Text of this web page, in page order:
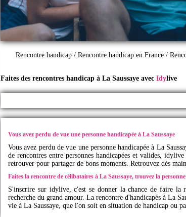
Rencontre handicap / Rencontre handicap en France /
Faites des rencontres handicap à La Saussaye avec Idylive
Vous avez perdu de vue une personne handicapée à La Saussaye
Vous avez perdu de vue une personne handicapée à La
de rencontres entre personnes handicapées et valides, idylive
retrouver pour partager de bons moments. Retrouvez dès
Faites la rencontre de célibataires à La Saussaye, trouvez la
S'inscrire sur idylive, c'est se donner la chance de faire la
recherche du grand amour. La rencontre d'handicapés à La
vie à La Saussaye, que l'on soit en situation de handicap ou